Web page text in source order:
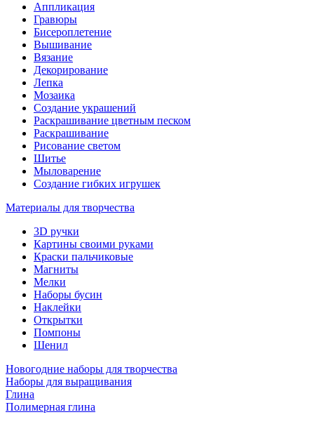
Аппликация
Гравюры
Бисероплетение
Вышивание
Вязание
Декорирование
Лепка
Мозаика
Создание украшений
Раскрашивание цветным песком
Раскрашивание
Рисование светом
Шитье
Мыловарение
Создание гибких игрушек
Материалы для творчества
3D ручки
Картины своими руками
Краски пальчиковые
Магниты
Мелки
Наборы бусин
Наклейки
Открытки
Помпоны
Шенил
Новогодние наборы для творчества
Наборы для выращивания
Глина
Полимерная глина